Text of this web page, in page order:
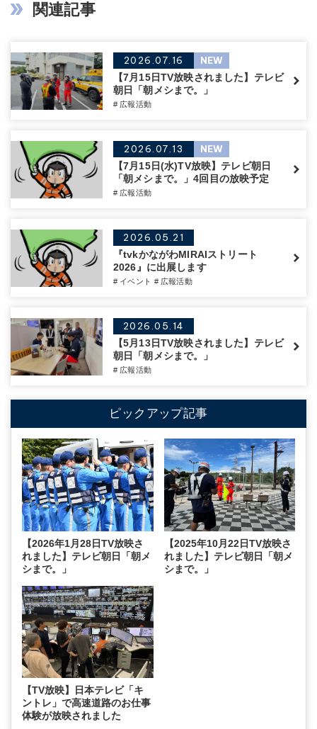
関連記事
2026.07.16
NEW
【7月15日TV放映されました】テレビ
朝日「朝メシまで。」
# 広報活動
2026.07.13
NEW
【7月15日(水)TV放映】テレビ朝日
「朝メシまで。」4回目の放映予定
# 広報活動
2026.05.21
『tvkかながわMIRAIストリート
2026』に出展します
# イベント # 広報活動
2026.05.14
【5月13日TV放映されました】テレビ
朝日「朝メシまで。」
# 広報活動
ピックアップ記事
【2026年1月28日TV放映さ
れました】テレビ朝日「朝メ
シまで。」
【2025年10月22日TV放映さ
れました】テレビ朝日「朝メ
シまで。」
【TV放映】日本テレビ「キ
ントレ」で高速道路のお仕事
体験が放映されました